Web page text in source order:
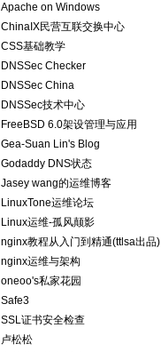
Apache on Windows
ChinaIX民营互联交换中心
CSS基础教学
DNSSec Checker
DNSSec China
DNSSec技术中心
FreeBSD 6.0架设管理与应用
Gea-Suan Lin's Blog
Godaddy DNS状态
Jasey wang的运维博客
LinuxTone运维论坛
Linux运维-孤风颠影
nginx教程从入门到精通(ttlsa出品)
nginx运维与架构
oneoo's私家花园
Safe3
SSL证书安全检查
卢松松